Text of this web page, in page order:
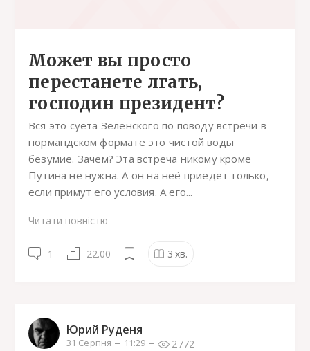
Может вы просто
перестанете лгать,
господин президент?
Вся это суета Зеленского по поводу встречи в
нормандском формате это чистой воды
безумие. Зачем? Эта встреча никому кроме
Путина не нужна. А он на неё приедет только,
если примут его условия. А его...
Читати повністю
1 22.00 3 хв.
Юрий Руденя
31 Серпня 11:29 2772